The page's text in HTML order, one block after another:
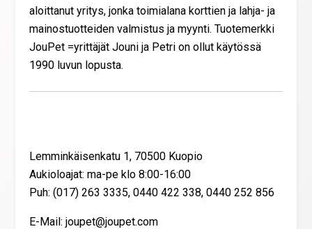
aloittanut yritys, jonka toimialana korttien ja lahja- ja
mainostuotteiden valmistus ja myynti. Tuotemerkki
JouPet =yrittäjät Jouni ja Petri on ollut käytössä
1990 luvun lopusta.
Lemminkäisenkatu 1, 70500 Kuopio
Aukioloajat: ma-pe klo 8:00-16:00
Puh: (017) 263 3335, 0440 422 338, 0440 252 856
E-Mail: joupet@joupet.com